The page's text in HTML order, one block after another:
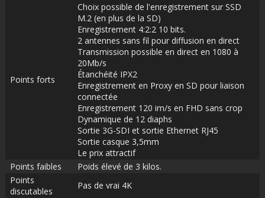
Points forts
Choix possible de l'enregistrement sur SSD
M.2 (en plus de la SD)
Enregistrement 4:2:2 10 bits.
2 antennes sans fil pour diffusion en direct
Transmission possible en direct en 1080 à
20Mb/s
Étanchéité IPX2
Enregistrement en Proxy en SD pour liaison
connectée
Enregistrement 120 im/s en FHD sans crop
Dynamique de 12 diaphs
Sortie 3G-SDI et sortie Ethernet RJ45
Sortie casque 3,5mm
Le prix attractif
Points faibles
Poids élevé de 3 kilos.
Points
discutables
Pas de vrai 4K